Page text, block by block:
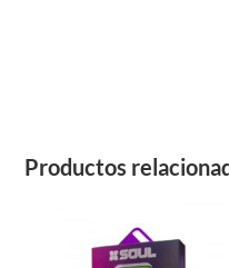
Productos